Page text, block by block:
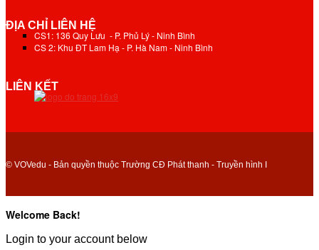
ĐỊA CHỈ LIÊN HỆ
CS1: 136 Quy Lưu - P. Phủ Lý - Ninh Bình
CS 2: Khu ĐT Lam Hạ - P. Hà Nam - Ninh Bình
LIÊN KẾT
© VOVedu - Bản quyền thuộc Trường CĐ Phát thanh - Truyền hình I
Welcome Back!
Login to your account below